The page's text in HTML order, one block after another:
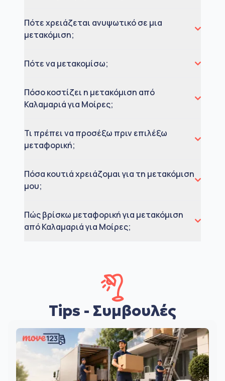
Πότε χρειάζεται ανυψωτικό σε μια
μετακόμιση;
Πότε να μετακομίσω;
Πόσο κοστίζει η μετακόμιση από
Καλαμαριά για Μοίρες;
Τι πρέπει να προσέξω πριν επιλέξω
μεταφορική;
Πόσα κουτιά χρειάζομαι για τη μετακόμιση
μου;
Πώς βρίσκω μεταφορική για μετακόμιση
από Καλαμαριά για Μοίρες;
Tips - Συμβουλές